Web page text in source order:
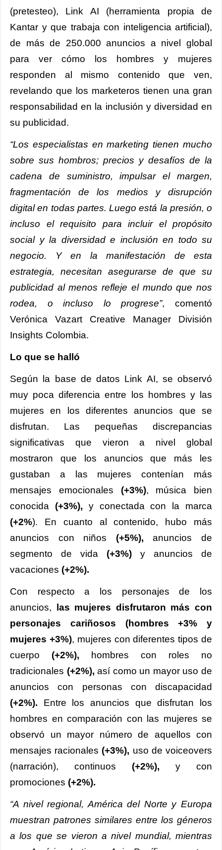
(pretesteo), Link AI (herramienta propia de
Kantar y que trabaja con inteligencia artificial),
de más de 250.000 anuncios a nivel global
para ver cómo los hombres y mujeres
responden al mismo contenido que ven,
revelando que los marketeros tienen una gran
responsabilidad en la inclusión y diversidad en
su publicidad.
“Los especialistas en marketing tienen mucho
sobre sus hombros; precios y desafíos de la
cadena de suministro, impulsar el margen,
fragmentación de los medios y disrupción
digital en todas partes. Luego está la presión, o
incluso el requisito para incluir el propósito
social y la diversidad e inclusión en todo su
negocio. Y en la manifestación de esta
estrategia, necesitan asegurarse de que su
publicidad al menos refleje el mundo que nos
rodea, o incluso lo progrese”, comentó
Verónica Vazart Creative Manager División
Insights Colombia.
Lo que se halló
Según la base de datos Link AI, se observó
muy poca diferencia entre los hombres y las
mujeres en los diferentes anuncios que se
disfrutan. Las pequeñas discrepancias
significativas que vieron a nivel global
mostraron que los anuncios que más les
gustaban a las mujeres contenían más
mensajes emocionales (+3%), música bien
conocida (+3%), y conectada con la marca
(+2%). En cuanto al contenido, hubo más
anuncios con niños (+5%), anuncios de
segmento de vida (+3%) y anuncios de
vacaciones (+2%).
Con respecto a los personajes de los
anuncios,
las mujeres disfrutaron más con
personajes cariñosos
(hombres +3% y
mujeres +3%), mujeres con diferentes tipos de
cuerpo (+2%), hombres con roles no
tradicionales (+2%), así como un mayor uso de
anuncios con personas con discapacidad
(+2%). Entre los anuncios que disfrutan los
hombres en comparación con las mujeres se
observó un mayor número de aquellos con
mensajes racionales (+3%), uso de voiceovers
(narración), continuos (+2%), y con
promociones (+2%).
“A nivel regional, América del Norte y Europa
muestran patrones similares entre los géneros
a los que se vieron a nivel mundial, mientras